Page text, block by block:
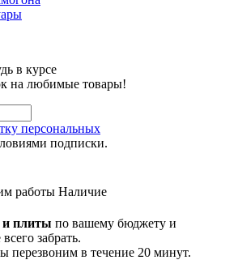
в курсе
на любимые товары!
персональных
подписки.
работы Наличие
плиты по вашему бюджету и
забрать.
перезвоним в течение 20 минут.